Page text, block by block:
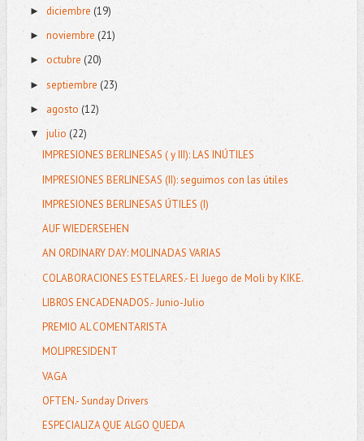
► diciembre (19)
► noviembre (21)
► octubre (20)
► septiembre (23)
► agosto (12)
▼ julio (22)
IMPRESIONES BERLINESAS ( y III): LAS INÚTILES
IMPRESIONES BERLINESAS (II): seguimos con las útiles
IMPRESIONES BERLINESAS ÚTILES (I)
AUF WIEDERSEHEN
AN ORDINARY DAY: MOLINADAS VARIAS
COLABORACIONES ESTELARES.- El Juego de Moli by KIKE.
LIBROS ENCADENADOS.- Junio-Julio
PREMIO AL COMENTARISTA
MOLIPRESIDENT
VAGA
OFTEN.- Sunday Drivers
ESPECIALIZA QUE ALGO QUEDA